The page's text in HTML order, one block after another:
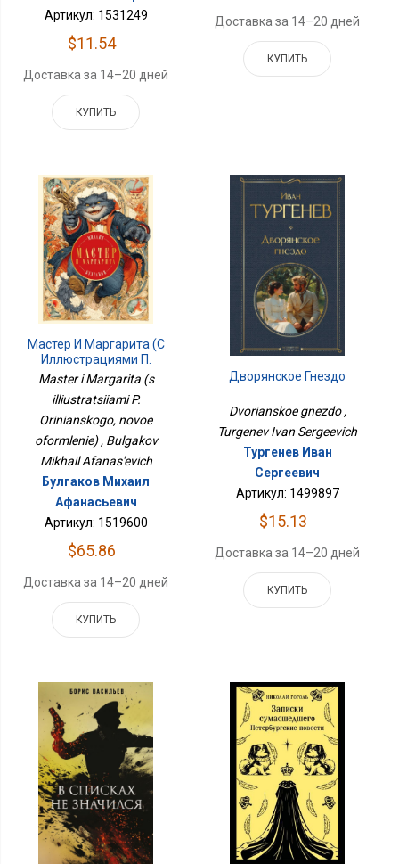
Артикул: 1531249
$11.54
Доставка за 14–20 дней
КУПИТЬ
Доставка за 14–20 дней
КУПИТЬ
Мастер И Маргарита (с
Иллюстрациями П.
Оринянского, Новое
Оформление)
Master i Margarita (s
illiustratsiiami P.
Orinianskogo, novoe
oformlenie) , Bulgakov
Mikhail Afanas'evich
Булгаков Михаил
Афанасьевич
Артикул: 1519600
$65.86
Доставка за 14–20 дней
КУПИТЬ
Дворянское Гнездо
Dvorianskoe gnezdo ,
Turgenev Ivan Sergeevich
Тургенев Иван
Сергеевич
Артикул: 1499897
$15.13
Доставка за 14–20 дней
КУПИТЬ